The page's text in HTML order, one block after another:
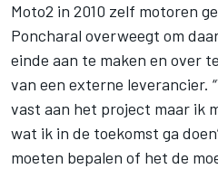
Moto2 in 2010 zelf motoren
Poncharal overweegt om
einde aan te maken en over
van een externe leverancier.
vast aan het project maar ik
wat ik in de toekomst ga
moeten bepalen of het de